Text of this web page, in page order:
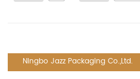
Ningbo Jazz Packaging Co.,Ltd.